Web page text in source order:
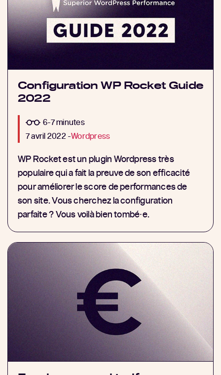
Configuration WP Rocket Guide
2022
6-7 minutes
7 avril 2022 -Wordpress
WP Rocket est un plugin Wordpress très
populaire qui a fait la preuve de son efficacité
pour améliorer le score de performances de
son site. Vous cherchez la configuration
parfaite ? Vous voilà bien tombé⸱e.